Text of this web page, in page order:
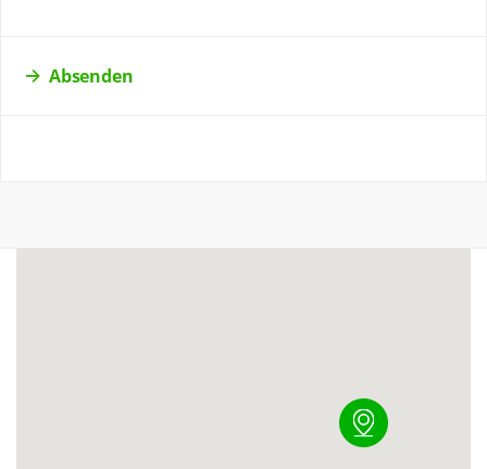
Absenden